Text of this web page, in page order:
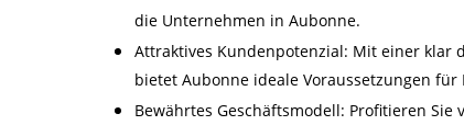
die Unternehmen in Aubonne.
Attraktives Kundenpotenzial: Mit einer klar
bietet Aubonne ideale Voraussetzungen für
Bewährtes Geschäftsmodell: Profitieren